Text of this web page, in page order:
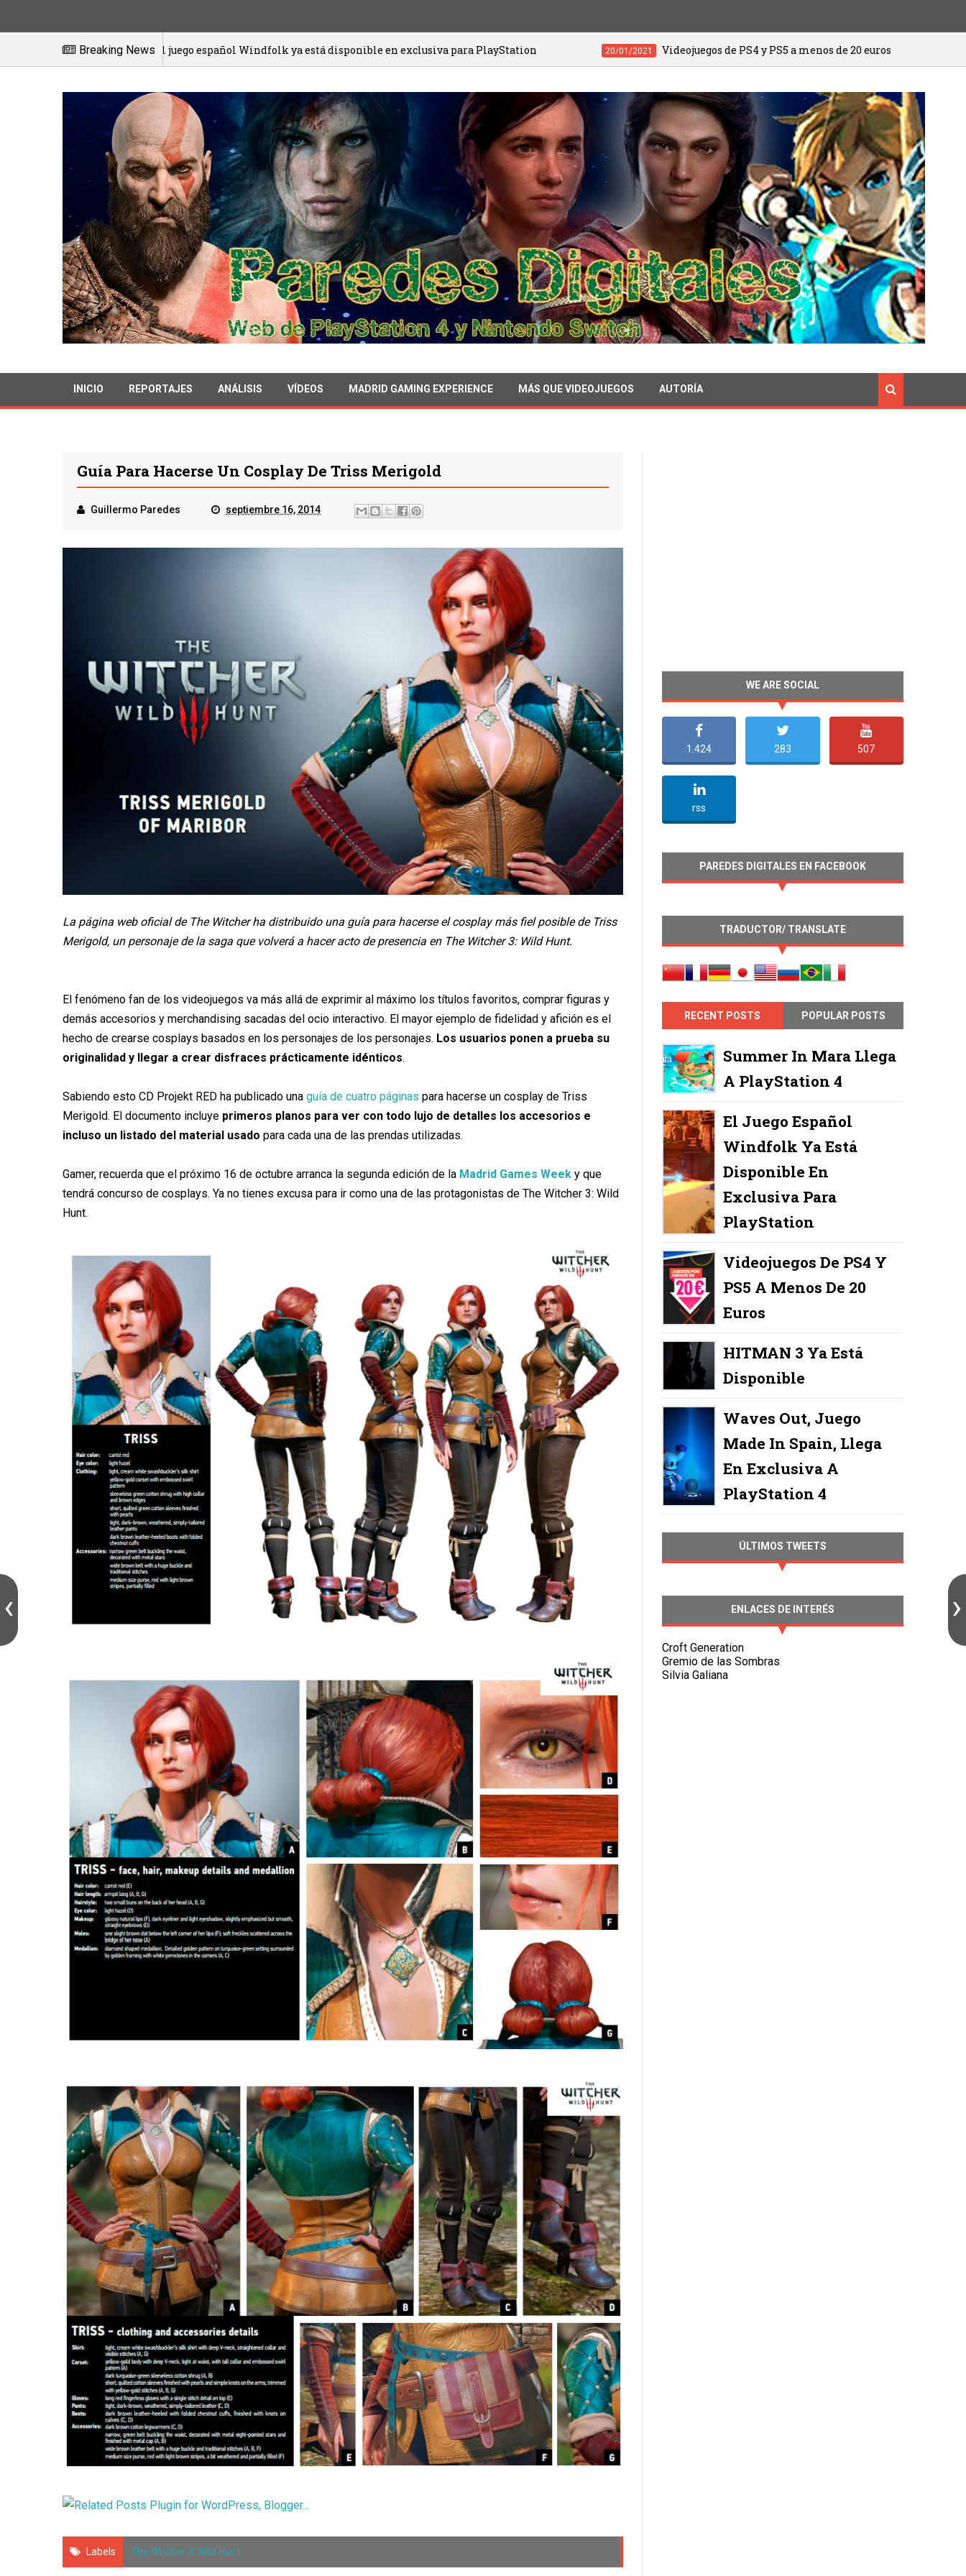
Breaking News
El juego español Windfolk ya está disponible en exclusiva para PlayStation 20/01/2021 Videojuegos de PS4 y PS5 a menos de 20 euros 20/01/2021 HITMAN 3 ya
INICIO REPORTAJES ANÁLISIS VÍDEOS MADRID GAMING EXPERIENCE MÁS QUE VIDEOJUEGOS AUTORÍA
Guía Para Hacerse Un Cosplay De Triss Merigold
Guillermo Paredes septiembre 16, 2014
La página web oficial de The Witcher ha distribuido una guía para hacerse el cosplay más fiel posible de Triss
Merigold, un personaje de la saga que volverá a hacer acto de presencia en The Witcher 3: Wild Hunt.
El fenómeno fan de los videojuegos va más allá de exprimir al máximo los títulos favoritos, comprar figuras y
demás accesorios y merchandising sacadas del ocio interactivo. El mayor ejemplo de fidelidad y afición es el
hecho de crearse cosplays basados en los personajes de los personajes. Los usuarios ponen a prueba su
originalidad y llegar a crear disfraces prácticamente idénticos.
Sabiendo esto CD Projekt RED ha publicado una guía de cuatro páginas para hacerse un cosplay de Triss
Merigold. El documento incluye primeros planos para ver con todo lujo de detalles los accesorios e
incluso un listado del material usado para cada una de las prendas utilizadas.
Gamer, recuerda que el próximo 16 de octubre arranca la segunda edición de la Madrid Games Week y que
tendrá concurso de cosplays. Ya no tienes excusa para ir como una de las protagonistas de The Witcher 3: Wild
Hunt.
Labels The Witcher 3: Wild Hunt
WE ARE SOCIAL
1.424 283 507
rss
PAREDES DIGITALES EN FACEBOOK
TRADUCTOR/ TRANSLATE
RECENT POSTS POPULAR POSTS
Summer In Mara Llega
A PlayStation 4
El Juego Español
Windfolk Ya Está
Disponible En
Exclusiva Para
PlayStation
Videojuegos De PS4 Y
PS5 A Menos De 20
Euros
HITMAN 3 Ya Está
Disponible
Waves Out, Juego
Made In Spain, Llega
En Exclusiva A
PlayStation 4
ÚLTIMOS TWEETS
ENLACES DE INTERÉS
Croft Generation
Gremio de las Sombras
Silvia Galiana